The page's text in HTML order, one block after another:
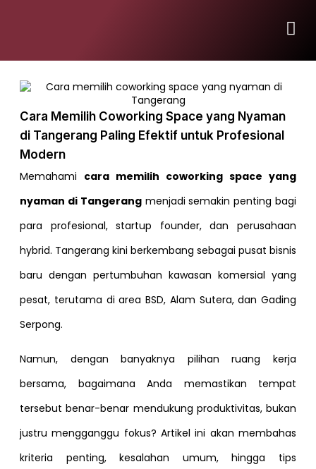
Cara Memilih Coworking Space yang Nyaman
di Tangerang Paling Efektif untuk Profesional
Modern
Memahami cara memilih coworking space yang
nyaman di Tangerangmenjadi semakin penting bagi
para profesional, startup founder, dan perusahaan
hybrid. Tangerang kini berkembang sebagai pusat bisnis
baru dengan pertumbuhan kawasan komersial yang
pesat, terutama di area BSD, Alam Sutera, dan Gading
Serpong.
Namun, dengan banyaknya pilihan ruang kerja
bersama, bagaimana Anda memastikan tempat
tersebut benar-benar mendukung produktivitas, bukan
justru mengganggu fokus? Artikel ini akan membahas
kriteria penting, kesalahan umum, hingga tips